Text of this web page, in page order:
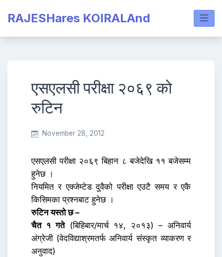
RAJESHares KOIRALAnd
एसएलसी परीक्षा २०६९ को
रुटिन
November 28, 2012
एसएलसी परीक्षा २०६९ बिहान ८ बजेदेखि ११ बजेसम्म
हुनेछ ।
नियमित र एक्जेम्टेड दुवैको परीक्षा एउटै समय र एकै
किसिमका प्रश्नबाट हुनेछ ।
रुटिन यस्तो छ –
चैत १ गते(बिहिबार/मार्च १४, २०१३) – अनिवार्य
अंग्रेजी (वेदविद्याश्रमतर्फ अनिवार्य संस्कृत व्याकरण र
अनुवाद)